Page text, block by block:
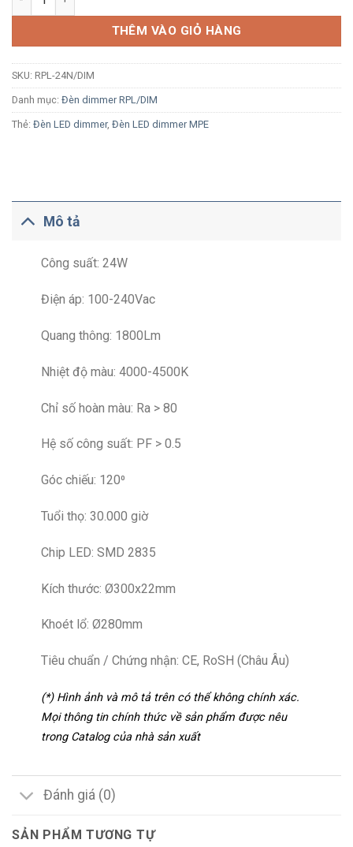
THÊM VÀO GIỎ HÀNG
SKU: RPL-24N/DIM
Danh mục: Đèn dimmer RPL/DIM
Thẻ: Đèn LED dimmer, Đèn LED dimmer MPE
Mô tả
Công suất: 24W
Điện áp: 100-240Vac
Quang thông: 1800Lm
Nhiệt độ màu: 4000-4500K
Chỉ số hoàn màu: Ra > 80
Hệ số công suất: PF > 0.5
Góc chiếu: 120⁰
Tuổi thọ: 30.000 giờ
Chip LED: SMD 2835
Kích thước: Ø300x22mm
Khoét lổ: Ø280mm
Tiêu chuẩn / Chứng nhận: CE, RoSH (Châu Âu)
(*) Hình ảnh và mô tả trên có thể không chính xác.
Mọi thông tin chính thức về sản phẩm được nêu
trong Catalog của nhà sản xuất
Đánh giá (0)
SẢN PHẨM TƯƠNG TỰ